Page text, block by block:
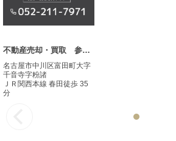
不動産売却・買取 参考事例
名古屋市中川区富田町大字
千音寺字粉諸
ＪＲ関西本線 春田徒歩 35
分